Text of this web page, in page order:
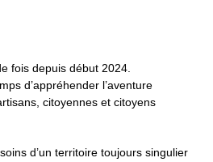
fois depuis début 2024.
d’appréhender l’aventure
citoyennes et citoyens
d’un territoire toujours singulier